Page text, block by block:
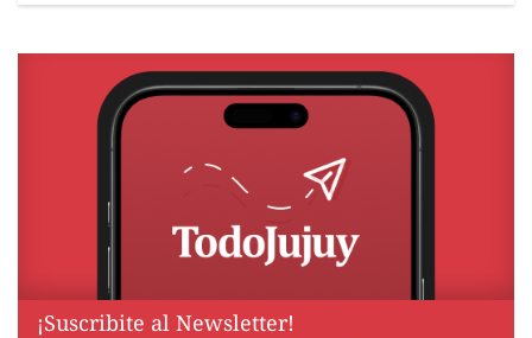
¡Suscribite al Newsletter!